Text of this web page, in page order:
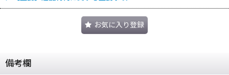
お気に入り登録
備考欄